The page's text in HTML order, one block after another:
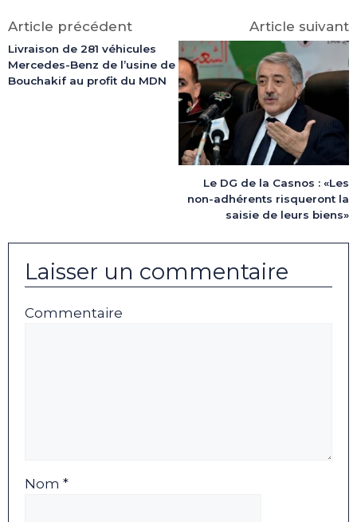
(Twitter)
Article précédent
Livraison de 281 véhicules
Mercedes-Benz de l’usine de
Bouchakif au profit du MDN
Article suivant
Le DG de la Casnos : «Les
non-adhérents risqueront la
saisie de leurs biens»
Laisser un commentaire
Commentaire
Nom *